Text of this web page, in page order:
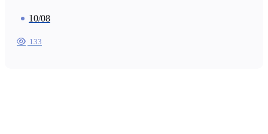
10/08
133